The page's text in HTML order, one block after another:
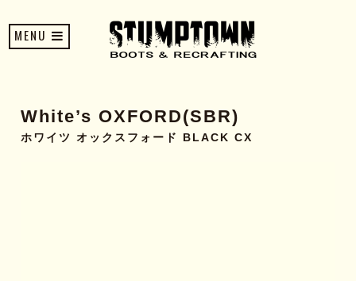
MENU
White’s OXFORD(SBR)
ホワイツ オックスフォード BLACK CX